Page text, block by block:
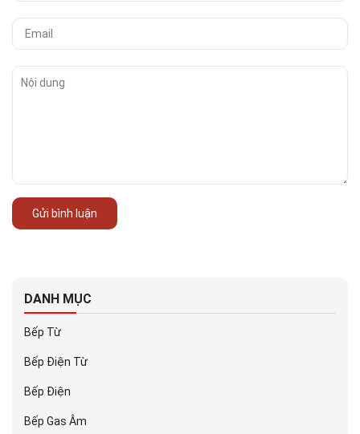
Gửi bình luận
DANH MỤC
Bếp Từ
Bếp Điện Từ
Bếp Điện
Bếp Gas Âm